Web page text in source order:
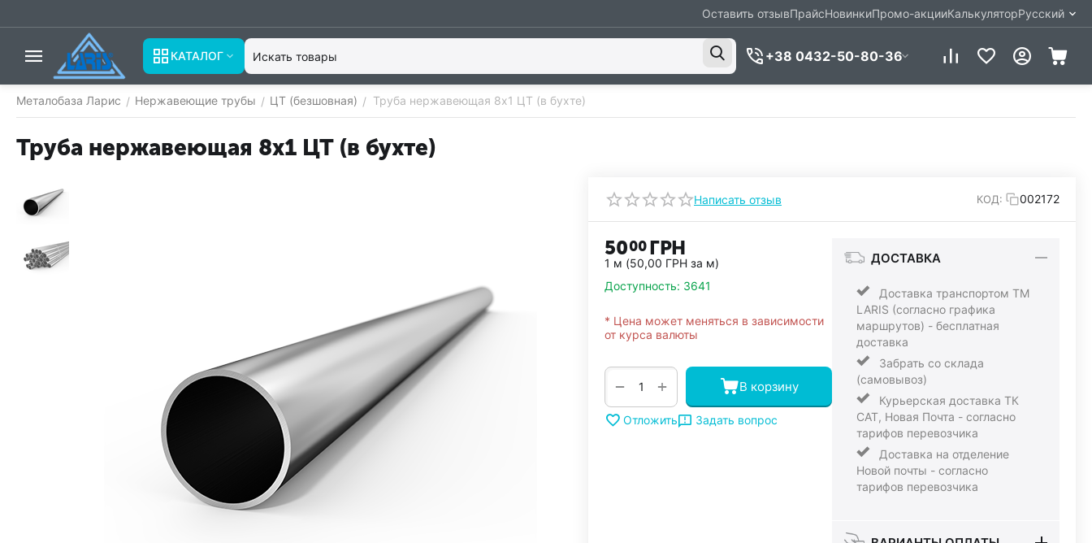
Оставить отзывПрайсНовинкиПромо-акцииКалькуляторРусский
КАТАЛОГ +38 0432-50-80-36
Металобаза Ларис / Нержавеющие трубы / ЦТ (безшовная) / Труба нержавеющая 8х1 ЦТ (в бухте)
Труба нержавеющая 8х1 ЦТ (в бухте)
Написать отзыв КОД: 002172
5000 ГРН
1 м (50,00 ГРН за м)
Доступность: 3641
* Цена может меняться в зависимости
от курса валюты
+
− В корзину
Отложить Задать вопрос
ДОСТАВКА
Доставка транспортом ТМ
LARIS (согласно графика
маршрутов) - бесплатная
доставка
Забрать со склада
(самовывоз)
Курьерская доставка ТК
САТ, Новая Почта - согласно
тарифов перевозчика
Доставка на отделение
Новой почты - согласно
тарифов перевозчика